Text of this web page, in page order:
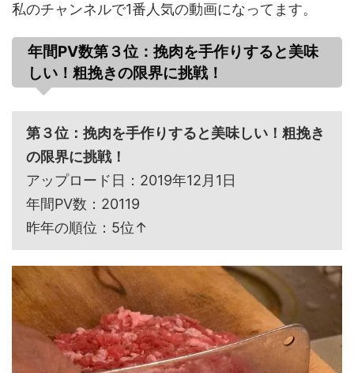
私のチャンネルで1番人気の動画になってます。
年間PV数第３位：挽肉を手作りすると美味
しい！粗挽きの限界に挑戦！
第３位：挽肉を手作りすると美味しい！粗挽き
の限界に挑戦！
アップロード日：2019年12月1日
年間PV数：20119
昨年の順位：5位↑